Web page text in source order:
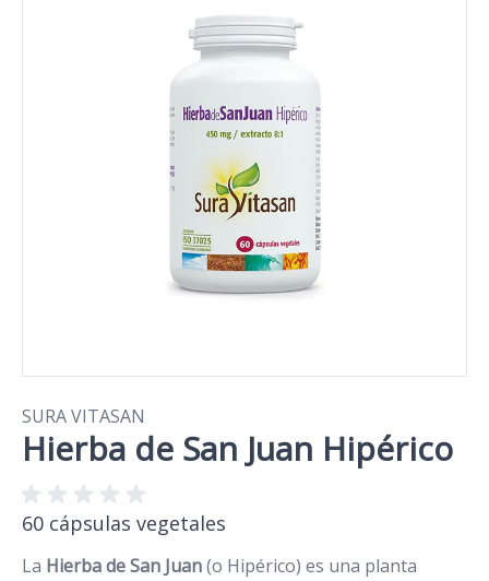
SURA VITASAN
Hierba de San Juan Hipérico
60 cápsulas vegetales
La Hierba de San Juan(o Hipérico) es una planta